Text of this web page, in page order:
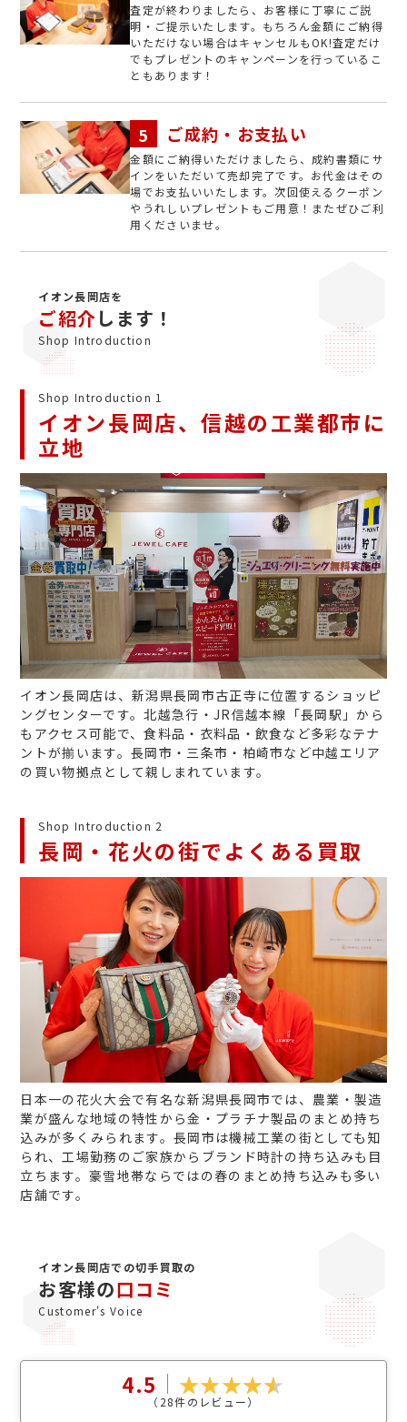
査定が終わりましたら、お客様に丁寧にご説
明・ご提示いたします。もちろん金額にご納得
いただけない場合はキャンセルもOK!査定だけ
でもプレゼントのキャンペーンを行っているこ
ともあります！
ご成約・お支払い
金額にご納得いただけましたら、成約書類にサ
インをいただいて売却完了です。お代金はその
場でお支払いいたします。次回使えるクーポン
やうれしいプレゼントもご用意！またぜひご利
用くださいませ。
イオン長岡店を
ご紹介します！
Shop Introduction
Shop Introduction 1
イオン長岡店、信越の工業都市に
立地
イオン長岡店は、新潟県長岡市古正寺に位置するショッピ
ングセンターです。北越急行・JR信越本線「長岡駅」から
もアクセス可能で、食料品・衣料品・飲食など多彩なテナ
ントが揃います。長岡市・三条市・柏崎市など中越エリア
の買い物拠点として親しまれています。
Shop Introduction 2
長岡・花火の街でよくある買取
日本一の花火大会で有名な新潟県長岡市では、農業・製造
業が盛んな地域の特性から金・プラチナ製品のまとめ持ち
込みが多くみられます。長岡市は機械工業の街としても知
られ、工場勤務のご家族からブランド時計の持ち込みも目
立ちます。豪雪地帯ならではの春のまとめ持ち込みも多い
店舗です。
イオン長岡店での切手買取の
お客様の口コミ
Customer's Voice
4.5
（ 28件のレビュー）